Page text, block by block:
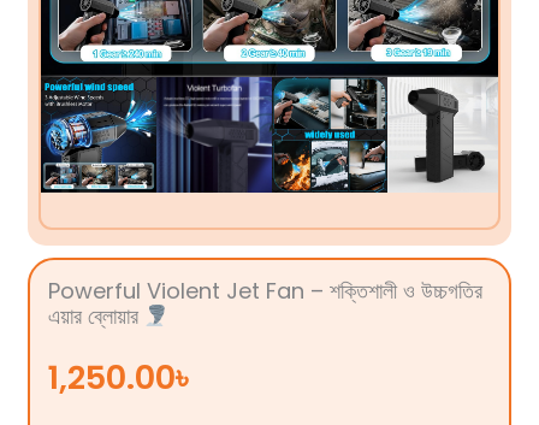
Powerful Violent Jet Fan – শক্তিশালী ও উচ্চগতির
এয়ার ব্লোয়ার
1,250.00৳